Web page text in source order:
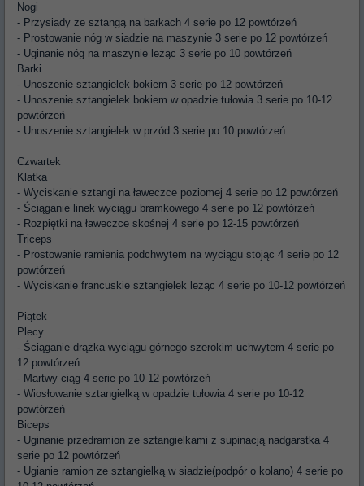
Nogi
- Przysiady ze sztangą na barkach 4 serie po 12 powtórzeń
- Prostowanie nóg w siadzie na maszynie 3 serie po 12 powtórzeń
- Uginanie nóg na maszynie leżąc 3 serie po 10 powtórzeń
Barki
- Unoszenie sztangielek bokiem 3 serie po 12 powtórzeń
- Unoszenie sztangielek bokiem w opadzie tułowia 3 serie po 10-12
powtórzeń
- Unoszenie sztangielek w przód 3 serie po 10 powtórzeń
Czwartek
Klatka
- Wyciskanie sztangi na ławeczce poziomej 4 serie po 12 powtórzeń
- Ściąganie linek wyciągu bramkowego 4 serie po 12 powtórzeń
- Rozpiętki na ławeczce skośnej 4 serie po 12-15 powtórzeń
Triceps
- Prostowanie ramienia podchwytem na wyciągu stojąc 4 serie po 12
powtórzeń
- Wyciskanie francuskie sztangielek leżąc 4 serie po 10-12 powtórzeń
Piątek
Plecy
- Ściąganie drążka wyciągu górnego szerokim uchwytem 4 serie po
12 powtórzeń
- Martwy ciąg 4 serie po 10-12 powtórzeń
- Wiosłowanie sztangielką w opadzie tułowia 4 serie po 10-12
powtórzeń
Biceps
- Uginanie przedramion ze sztangielkami z supinacją nadgarstka 4
serie po 12 powtórzeń
- Ugianie ramion ze sztangielką w siadzie(podpór o kolano) 4 serie po